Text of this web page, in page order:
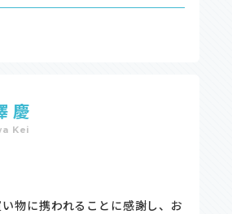
慶
Kei
物に携われることに感謝し、お